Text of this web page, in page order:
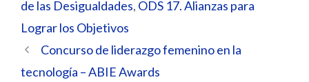
de las Desigualdades, ODS 17. Alianzas para
Lograr los Objetivos
Concurso de liderazgo femenino en la
tecnología – ABIE Awards